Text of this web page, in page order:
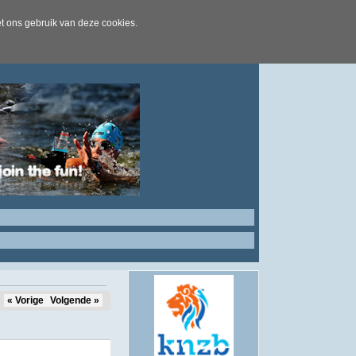
ons gebruik van deze cookies.
« Vorige Volgende »